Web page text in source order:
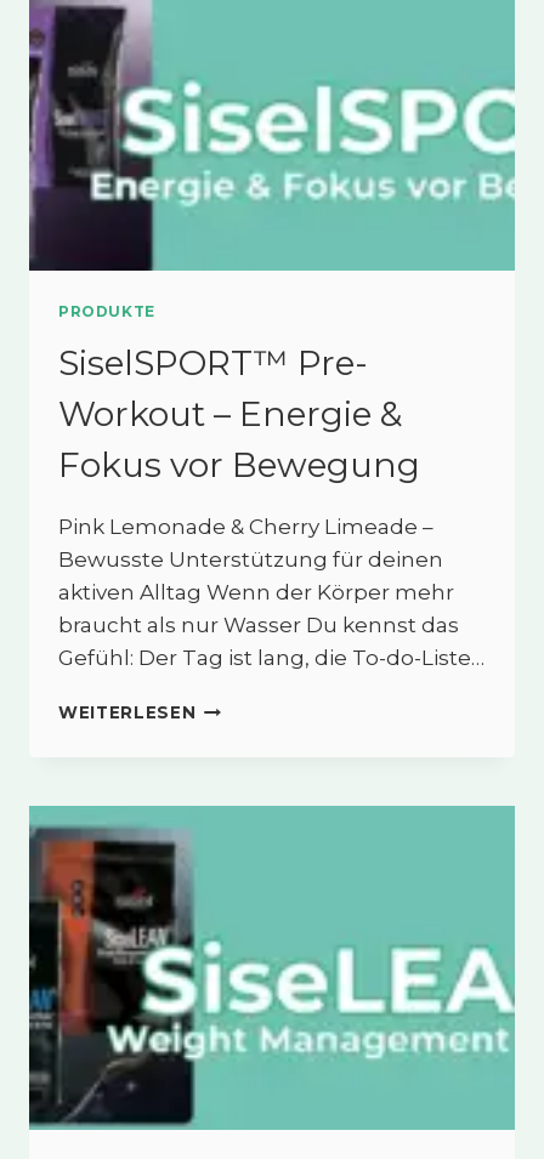
PRODUKTE
SiselSPORT™ Pre-
Workout – Energie &
Fokus vor Bewegung
Pink Lemonade & Cherry Limeade –
Bewusste Unterstützung für deinen
aktiven Alltag Wenn der Körper mehr
braucht als nur Wasser Du kennst das
Gefühl: Der Tag ist lang, die To-do-Liste…
WEITERLESEN SISELSPORT™
ENERGIE